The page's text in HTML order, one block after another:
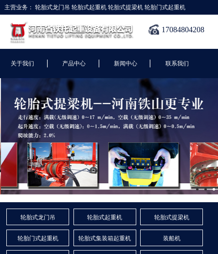
主营业务： 轮胎式龙门吊 轮胎式起重机轮胎式提梁机轮胎门式起重机
17084804208
关于我们 | 产品中心 | 新闻中心 | 联系我们
轮胎式龙门吊 轮胎式起重机 轮胎式提梁机
轮胎门式起重机 轮胎式集装箱起重机 装船机